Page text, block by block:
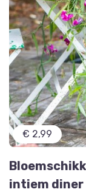
€ 2,99
intiem diner